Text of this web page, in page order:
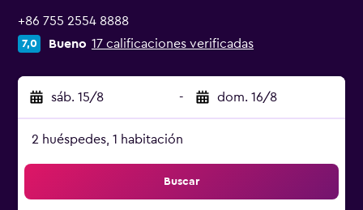
+86 755 2554 8888
7,0 Bueno 17 calificaciones verificadas
sáb. 15/8 - dom. 16/8
2 huéspedes, 1 habitación
Buscar